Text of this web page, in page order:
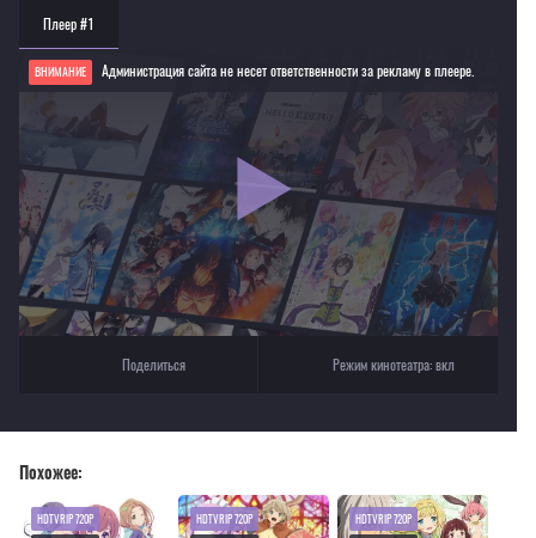
Плеер #1
ВНИМАНИЕ Администрация сайта не несет ответственности за рекламу в плеере.
Если видео не работает, обновите страницу или выберите другой плеер!
Для просмотра некоторых аниме необходимо установить VPN
Текущее воспроизведение：Вверх !!!!!!!!!!!!!!!
Поделиться Режим кинотеатра:вкл
Похожее:
HDTVRIP 720P
HDTVRIP 720P
HDTVRIP 720P